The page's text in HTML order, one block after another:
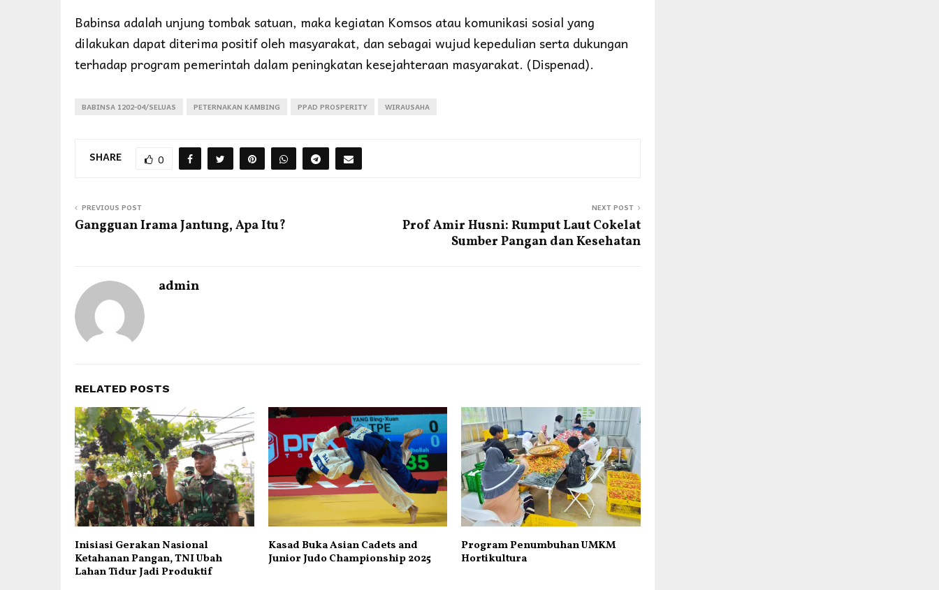
Babinsa adalah unjung tombak satuan, maka kegiatan Komsos atau komunikasi sosial yang
dilakukan dapat diterima positif oleh masyarakat, dan sebagai wujud kepedulian serta dukungan
terhadap program pemerintah dalam peningkatan kesejahteraan masyarakat. (Dispenad).
BABINSA 1202-04/SELUAS PETERNAKAN KAMBING PPAD PROSPERITY WIRAUSAHA
SHARE 0
PREVIOUS POST
Gangguan Irama Jantung, Apa Itu?
NEXT POST
Prof Amir Husni: Rumput Laut Cokelat
Sumber Pangan dan Kesehatan
admin
RELATED POSTS
Inisiasi Gerakan Nasional
Ketahanan Pangan, TNI Ubah
Lahan Tidur Jadi Produktif
Kasad Buka Asian Cadets and
Junior Judo Championship 2025
Program Penumbuhan UMKM
Hortikultura